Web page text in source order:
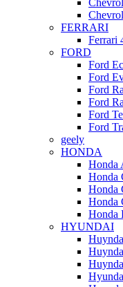
FERRARI
Ferrari
FORD
Ford
Ford
Ford
Ford
Ford
Ford
geely
HONDA
Honda
Honda
Honda
Honda
Honda
HYUNDAI